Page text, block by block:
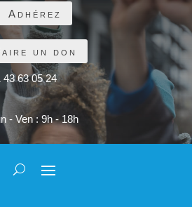
Adhérez
un don
43 63 05 24
- Ven : 9h - 18h